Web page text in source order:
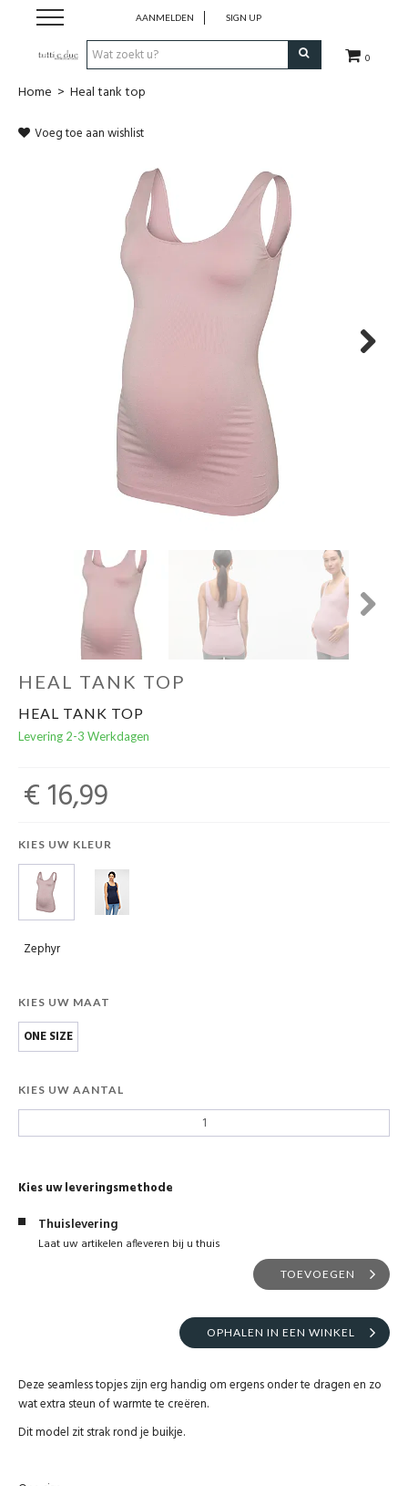
0
AANMELDEN SIGN UP
Webshop
Home > Heal tank top
Voeg toe aan wishlist
HEAL TANK TOP
HEAL TANK TOP
Levering 2-3 Werkdagen
€ 16,99
KIES UW KLEUR
Zephyr
KIES UW MAAT
ONE SIZE
KIES UW AANTAL
Kies uw leveringsmethode
Thuislevering
Laat uw artikelen afleveren bij u thuis
TOEVOEGEN
OPHALEN IN EEN WINKEL
Deze seamless topjes zijn erg handig om ergens onder te dragen en zo
wat extra steun of warmte te creëren.
Dit model zit strak rond je buikje.